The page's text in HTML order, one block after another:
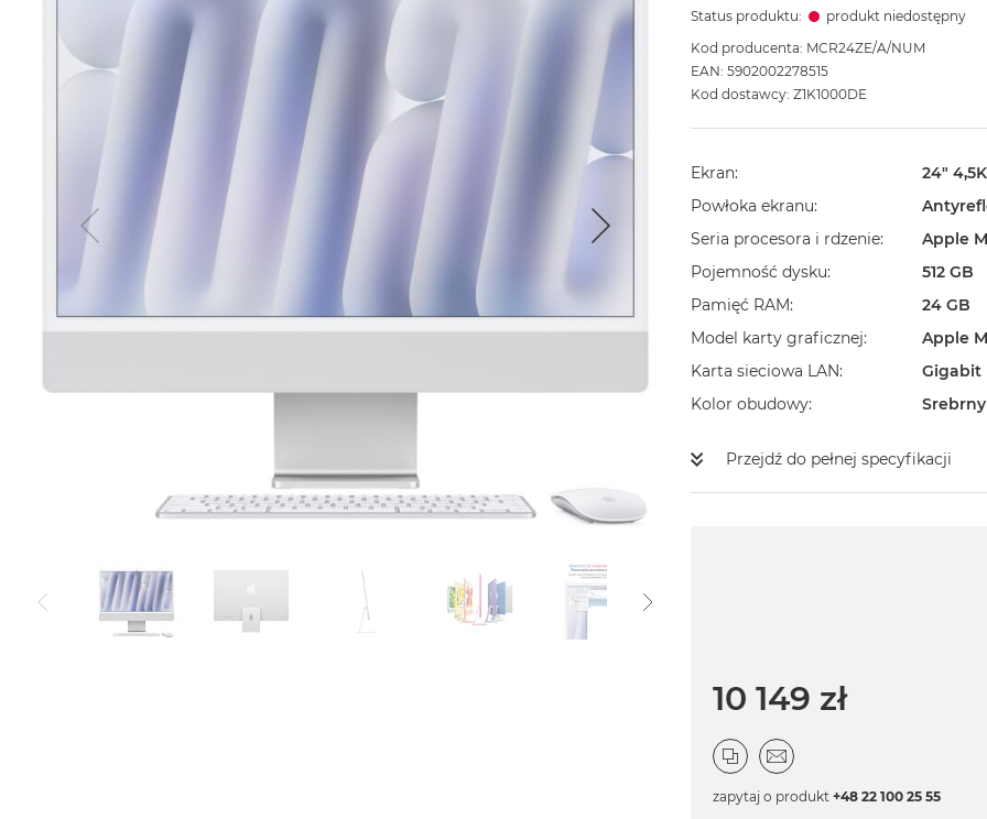
Status produktu:
produkt niedostępny
Kod producenta: MCR24ZE/A/NUM
EAN: 5902002278515
Kod dostawcy: Z1K1000DE
Ekran
24"
Powłoka ekranu
Seria procesora i rdzenie
Apple
Pojemność dysku
512 GB
Pamięć RAM
24 GB
Model karty graficznej
Apple
Karta sieciowa LAN
Gigabit
Kolor obudowy
Srebrny
Przejdź do pełnej specyfikacji
10 149 zł
zapytaj o produkt +48 22 100 25 55